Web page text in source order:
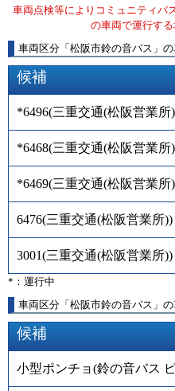
車両点検等によりコミュニティバ
の車両で運行する
車両区分 「 松阪市鈴の音バス 」
候補
*6496(三重交通(松阪営業所)
*6468(三重交通(松阪営業所)
*6469(三重交通(松阪営業所)
6476(三重交通(松阪営業所))
3001(三重交通(松阪営業所))
*：運行中
車両区分「松阪市鈴の音バス」の
候補
小型ポンチョ(鈴の音バス